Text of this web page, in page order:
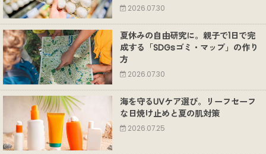
2026.07.30
夏休みの自由研究に。親子で1日で完
成する「SDGsゴミ・マップ」の作り
方
2026.07.30
海を守るUVケア選び。リーフセーフ
な日焼け止めと夏の肌対策
2026.07.25